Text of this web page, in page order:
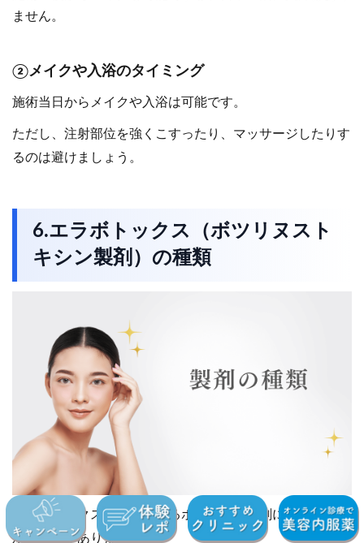
ません。
②メイクや入浴のタイミング
施術当日からメイクや入浴は可能です。
ただし、注射部位を強くこすったり、マッサージしたりす
るのは避けましょう。
6.エラボトックス（ボツリヌスト
キシン製剤）の種類
エラボトックスで使用されるボトックス製剤には、いくつ
かの種類があります。